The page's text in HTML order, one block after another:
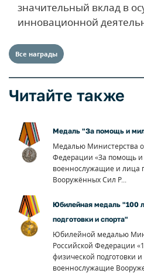
значительный вклад в
инновационной
Все награды
Читайте также
Медаль "За помощь и
Медалью Министерства
Федерации «За помощь и
военнослужащие и лица
Вооружённых Сил Р...
Юбилейная медаль "100
подготовки и спорта"
Юбилейной медалью
Российской Федерации
физической подготовки
военнослужащие